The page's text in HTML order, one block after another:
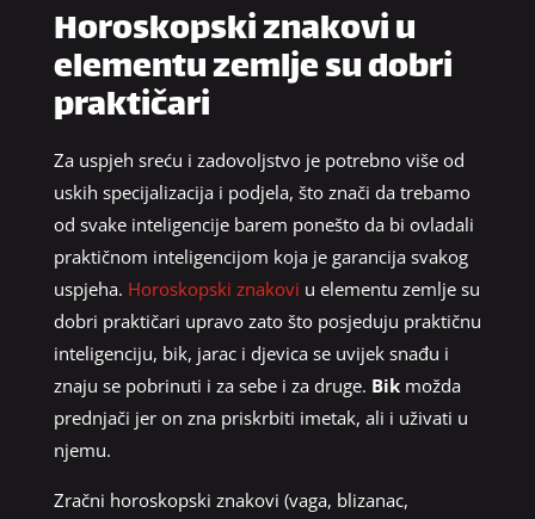
Horoskopski znakovi u
elementu zemlje su dobri
praktičari
Za uspjeh sreću i zadovoljstvo je potrebno više od
uskih specijalizacija i podjela, što znači da trebamo
od svake inteligencije barem ponešto da bi ovladali
praktičnom inteligencijom koja je garancija svakog
uspjeha. Horoskopski znakovi u elementu zemlje su
dobri praktičari upravo zato što posjeduju praktičnu
inteligenciju, bik, jarac i djevica se uvijek snađu i
znaju se pobrinuti i za sebe i za druge. Bikmožda
prednjači jer on zna priskrbiti imetak, ali i uživati u
njemu.
Zračni horoskopski znakovi (vaga, blizanac,